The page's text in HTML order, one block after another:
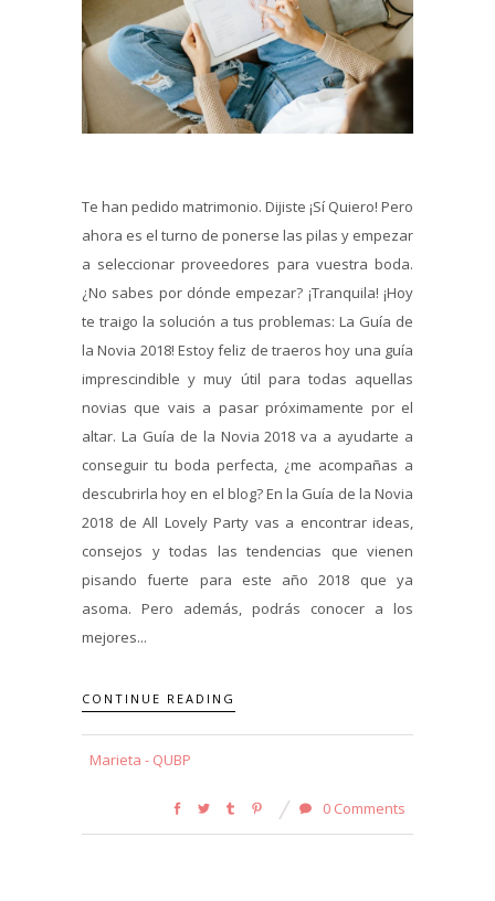
Te han pedido matrimonio. Dijiste ¡Sí Quiero! Pero
ahora es el turno de ponerse las pilas y empezar
a seleccionar proveedores para vuestra boda.
¿No sabes por dónde empezar? ¡Tranquila! ¡Hoy
te traigo la solución a tus problemas: La Guía de
la Novia 2018! Estoy feliz de traeros hoy una guía
imprescindible y muy útil para todas aquellas
novias que vais a pasar próximamente por el
altar. La Guía de la Novia 2018 va a ayudarte a
conseguir tu boda perfecta, ¿me acompañas a
descubrirla hoy en el blog? En la Guía de la Novia
2018 de All Lovely Party vas a encontrar ideas,
consejos y todas las tendencias que vienen
pisando fuerte para este año 2018 que ya
asoma. Pero además, podrás conocer a los
mejores...
CONTINUE READING
Marieta - QUBP
0 Comments